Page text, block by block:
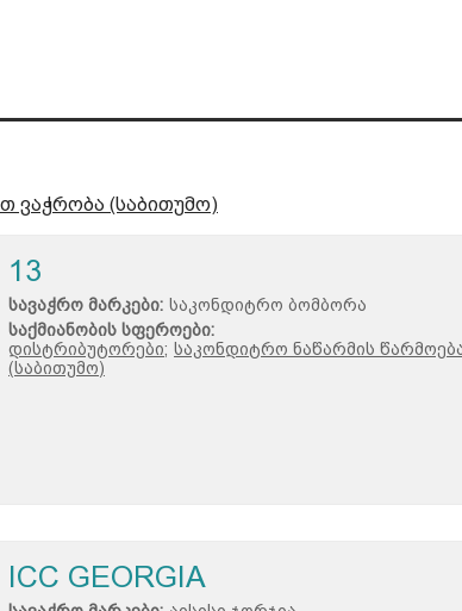
ვაჭრობა (საბითუმო)
13
სავაჭრო მარკები: საკონდიტრო ბომბორა
საქმიანობის სფეროები:
დისტრიბუტორები; საკონდიტრო ნაწარმის
(საბითუმო)
ICC GEORGIA